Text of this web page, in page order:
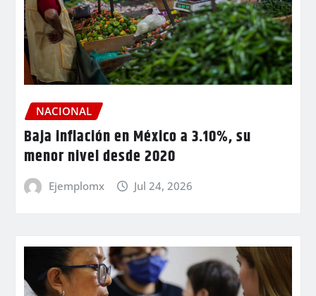
NACIONAL
Baja inflación en México a 3.10%, su
menor nivel desde 2020
Ejemplomx Jul 24, 2026